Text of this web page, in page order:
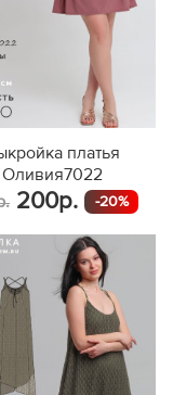
платья
Оливия7022
200р. -20%